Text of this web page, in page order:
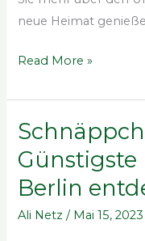
neue Heimat
Read More »
Berlin
Ali Netz/ Mai 15, 2023
Schnäppchenalarm!
🔥
Günstigste
Umzugshilfe
in